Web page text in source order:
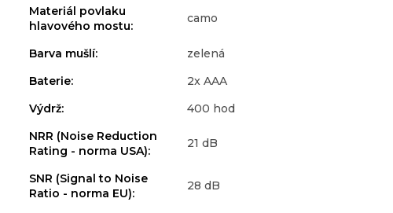
Materiál povlaku
hlavového mostu:
camo
Barva mušlí:
zelená
Baterie:
2x AAA
Výdrž:
400 hod
NRR (Noise Reduction
Rating - norma USA):
21 dB
SNR (Signal to Noise
Ratio - norma EU):
28 dB